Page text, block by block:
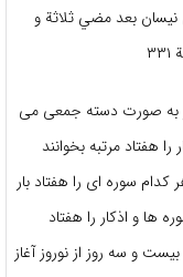
نيسان بعد مضي ثلاثة و
به صورت دسته جمعى مى
هفتاد مرتبه بخوانند
سوره اى را هفتاد بار
ها و اذکار را هفتاد
و سه روز از نوروز آغاز